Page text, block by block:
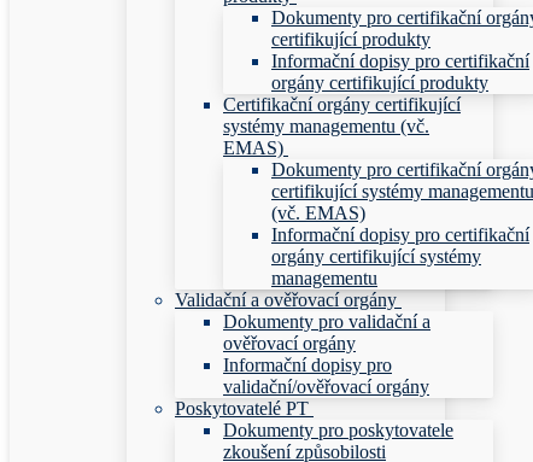
Dokumenty pro certifikační
certifikující produkty
Informační dopisy pro certifikační
orgány certifikující produkty
Certifikační orgány certifikující
systémy managementu (vč.
EMAS)
Dokumenty pro certifikační
certifikující systémy managementu
(vč. EMAS)
Informační dopisy pro certifikační
orgány certifikující systémy
managementu
Validační a ověřovací orgány
Dokumenty pro validační a
ověřovací orgány
Informační dopisy pro
validační/ověřovací orgány
Poskytovatelé PT
Dokumenty pro poskytovatele
zkoušení způsobilosti